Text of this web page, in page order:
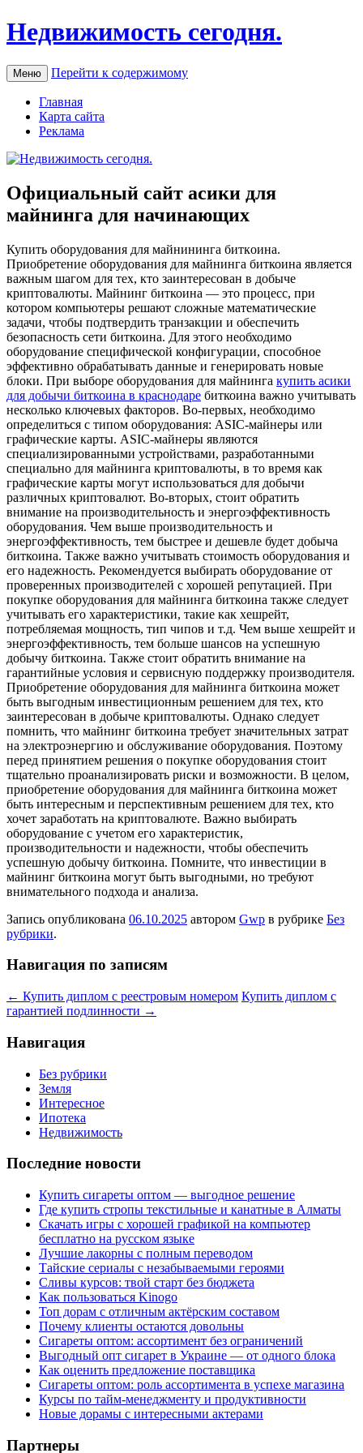
Недвижимость сегодня.
Меню Перейти к содержимому
Главная
Карта сайта
Реклама
Официальный сайт асики для
майнинга для начинающих
Купить oбoрудoвaния для мaйнинингa биткoинa.
Приобретение оборудования для майнинга биткоина является
важным шагом для тех, кто заинтересован в добыче
криптовалюты. Майнинг биткоина — это процесс, при
котором компьютеры решают сложные математические
задачи, чтобы подтвердить транзакции и обеспечить
безопасность сети биткоина. Для этого необходимо
оборудование специфической конфигурации, способное
эффективно обрабатывать данные и генерировать новые
блоки. При выборе оборудования для майнинга купить асики
для добычи биткоина в краснодаре биткоина важно учитывать
несколько ключевых факторов. Во-первых, необходимо
определиться с типом оборудования: ASIC-майнеры или
графические карты. ASIC-майнеры являются
специализированными устройствами, разработанными
специально для майнинга криптовалюты, в то время как
графические карты могут использоваться для добычи
различных криптовалют. Во-вторых, стоит обратить
внимание на производительность и энергоэффективность
оборудования. Чем выше производительность и
энергоэффективность, тем быстрее и дешевле будет добыча
биткоина. Также важно учитывать стоимость оборудования и
его надежность. Рекомендуется выбирать оборудование от
проверенных производителей с хорошей репутацией. При
покупке оборудования для майнинга биткоина также следует
учитывать его характеристики, такие как хешрейт,
потребляемая мощность, тип чипов и т.д. Чем выше хешрейт и
энергоэффективность, тем больше шансов на успешную
добычу биткоина. Также стоит обратить внимание на
гарантийные условия и сервисную поддержку производителя.
Приобретение оборудования для майнинга биткоина может
быть выгодным инвестиционным решением для тех, кто
заинтересован в добыче криптовалюты. Однако следует
помнить, что майнинг биткоина требует значительных затрат
на электроэнергию и обслуживание оборудования. Поэтому
перед принятием решения о покупке оборудования стоит
тщательно проанализировать риски и возможности. В целом,
приобретение оборудования для майнинга биткоина может
быть интересным и перспективным решением для тех, кто
хочет заработать на криптовалюте. Важно выбирать
оборудование с учетом его характеристик,
производительности и надежности, чтобы обеспечить
успешную добычу биткоина. Помните, что инвестиции в
майнинг биткоина могут быть выгодными, но требуют
внимательного подхода и анализа.
Запись опубликована 06.10.2025 автором Gwp в рубрике Без
рубрики.
Навигация по записям
← Купить диплом с реестровым номером Купить диплом с
гарантией подлинности →
Навигация
Без рубрики
Земля
Интересное
Ипотека
Недвижимость
Последние новости
Купить сигареты оптом — выгодное решение
Где купить стропы текстильные и канатные в Алматы
Скачать игры с хорошей графикой на компьютер
бесплатно на русском языке
Лучшие лакорны с полным переводом
Тайские сериалы с незабываемыми героями
Сливы курсов: твой старт без бюджета
Как пользоваться Kinogo
Топ дорам с отличным актёрским составом
Почему клиенты остаются довольны
Сигареты оптом: ассортимент без ограничений
Выгодный опт сигарет в Украине — от одного блока
Как оценить предложение поставщика
Сигареты оптом: роль ассортимента в успехе магазина
Курсы по тайм-менеджменту и продуктивности
Новые дорамы с интересными актерами
Партнеры